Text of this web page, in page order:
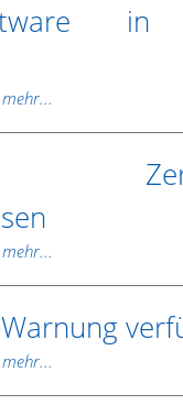
in
mehr...
mehr...
mehr...